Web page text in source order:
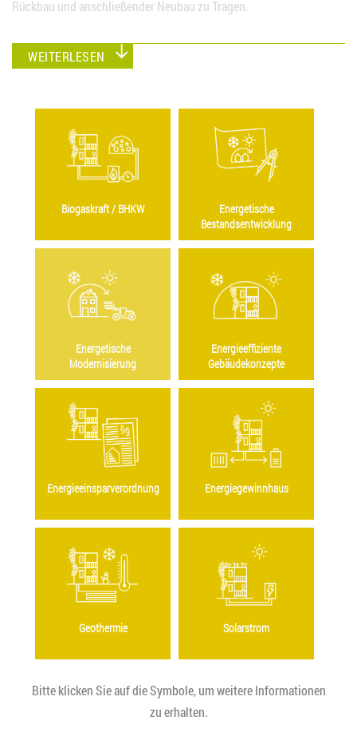
Rückbau und anschließender Neubau zu Tragen.
WEITERLESEN
Biogaskraft / BHKW
Energetische
Bestandsentwicklung
Energetische
Modernisierung
Energieeffiziente
Gebäudekonzepte
Energieeinsparverordnung Energiegewinnhaus
Geothermie Solarstrom
Bitte klicken Sie auf die Symbole, um weitere Informationen
zu erhalten.